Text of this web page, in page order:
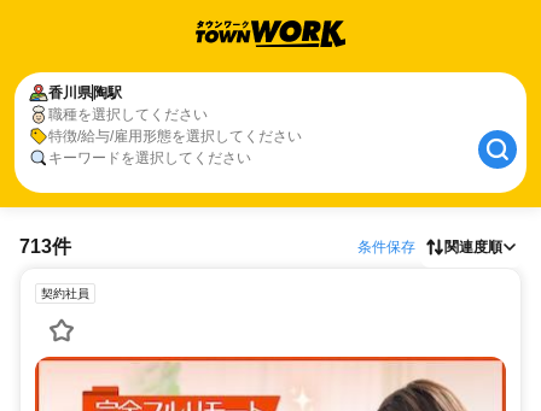
香川県 陶駅
職種を選択してください
特徴/給与/雇用形態を選択してください
キーワードを選択してください
713件 条件保存 関連度順
契約社員